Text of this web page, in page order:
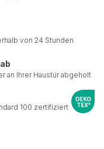
von 24 Stunden
an Ihrer Haustür abgeholt
100 zertifiziert